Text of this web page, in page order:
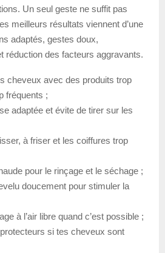
Un seul geste ne suffit pas
meilleurs résultats viennent d’une
adaptés, gestes doux,
réduction des facteurs aggravants.
cheveux avec des produits trop
fréquents ;
adaptée et évite de tirer sur les
à friser et les coiffures trop
pour le rinçage et le séchage ;
doucement pour stimuler la
à l’air libre quand c’est possible ;
si tes cheveux sont